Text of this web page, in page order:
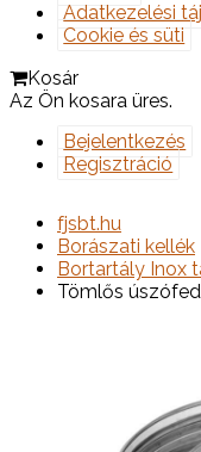
Adatkezelési
Cookie és süti
Kosár
Az Ön kosara üres.
Bejelentkezés
Regisztráció
fjsbt.hu
Borászati kellék
Bortartály Inox
Tömlős